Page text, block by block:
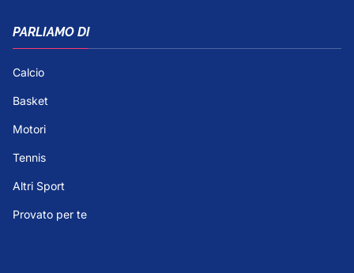
PARLIAMO DI
Calcio
Basket
Motori
Tennis
Altri Sport
Provato per te